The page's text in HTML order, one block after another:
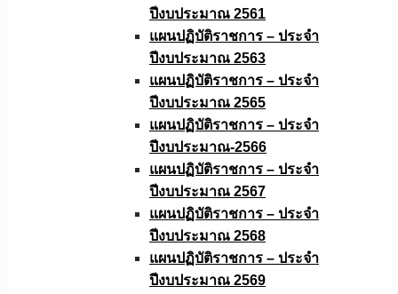
ปีงบประมาณ 2561
แผนปฏิบัติราชการ – ประจำ
ปีงบประมาณ 2563
แผนปฏิบัติราชการ – ประจำ
ปีงบประมาณ 2565
แผนปฏิบัติราชการ – ประจำ
ปีงบประมาณ-2566
แผนปฏิบัติราชการ – ประจำ
ปีงบประมาณ 2567
แผนปฏิบัติราชการ – ประจำ
ปีงบประมาณ 2568
แผนปฏิบัติราชการ – ประจำ
ปีงบประมาณ 2569